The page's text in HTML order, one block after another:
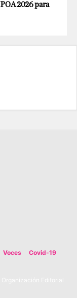
2026 para
Voces Covid-19